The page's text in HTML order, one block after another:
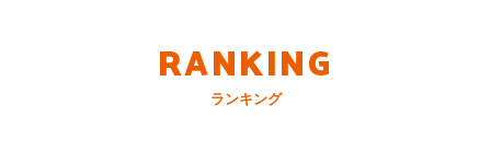
RANKING
ランキング